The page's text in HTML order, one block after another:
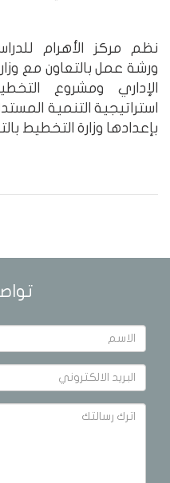
نظم مركز الأهرام
ورشة عمل بالتعاون مع
الإداري ومشروع
بإعدادها وزارة التخطيط